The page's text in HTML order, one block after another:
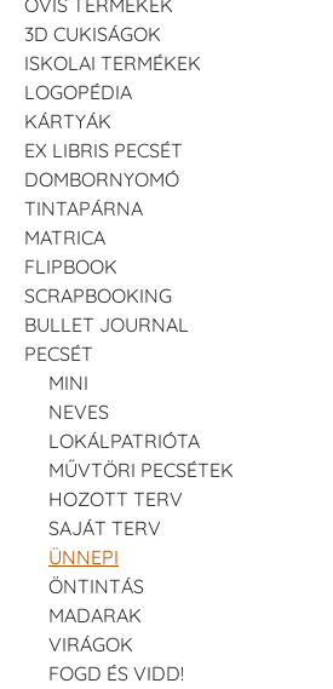
OVIS TERMÉKEK
3D CUKISÁGOK
ISKOLAI TERMÉKEK
LOGOPÉDIA
KÁRTYÁK
EX LIBRIS PECSÉT
DOMBORNYOMÓ
TINTAPÁRNA
MATRICA
FLIPBOOK
SCRAPBOOKING
BULLET JOURNAL
PECSÉT
MINI
NEVES
LOKÁLPATRIÓTA
MŰVTÖRI PECSÉTEK
HOZOTT TERV
SAJÁT TERV
ÜNNEPI
ÖNTINTÁS
MADARAK
VIRÁGOK
FOGD ÉS VIDD!